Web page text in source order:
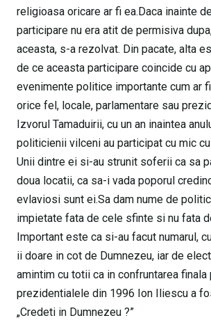
religioasa oricare ar fi ea.Daca inainte
participare nu era atit de permisiva
aceasta, s-a rezolvat. Din pacate, alta
de ce aceasta participare coincide cu
evenimente politice importante cum ar
orice fel, locale, parlamentare sau
Izvorul Tamaduirii, cu un an inaintea
politicienii vilceni au participat cu mic
Unii dintre ei si-au strunit soferii ca sa
doua locatii, ca sa-i vada poporul
evlaviosi sunt ei.Sa dam nume de
impietate fata de cele sfinte si nu fata
Important este ca si-au facut numarul,
ii doare in cot de Dumnezeu, iar de
amintim cu totii ca in confruntarea finala
prezidentialele din 1996 Ion Iliescu a
„Credeti in Dumnezeu ?”